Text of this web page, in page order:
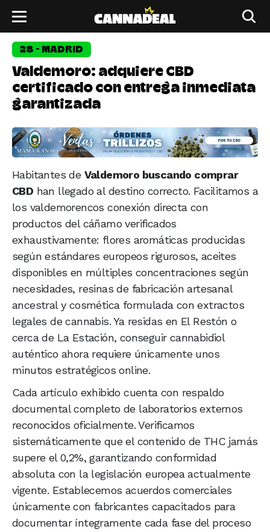
28 - MADRID
Valdemoro: adquiere CBD
certificado con entrega inmediata
garantizada
Habitantes de Valdemoro buscando comprar
CBD han llegado al destino correcto. Facilitamos a
los valdemorencos conexión directa con
productos del cáñamo verificados
exhaustivamente: flores aromáticas producidas
según estándares europeos rigurosos, aceites
disponibles en múltiples concentraciones según
necesidades, resinas de fabricación artesanal
ancestral y cosmética formulada con extractos
legales de cannabis. Ya residas en El Restón o
cerca de La Estación, conseguir cannabidiol
auténtico ahora requiere únicamente unos
minutos estratégicos online.
Cada artículo exhibido cuenta con respaldo
documental completo de laboratorios externos
reconocidos oficialmente. Verificamos
sistemáticamente que el contenido de THC jamás
supere el 0,2%, garantizando conformidad
absoluta con la legislación europea actualmente
vigente. Establecemos acuerdos comerciales
únicamente con fabricantes capacitados para
documentar íntegramente cada fase del proceso